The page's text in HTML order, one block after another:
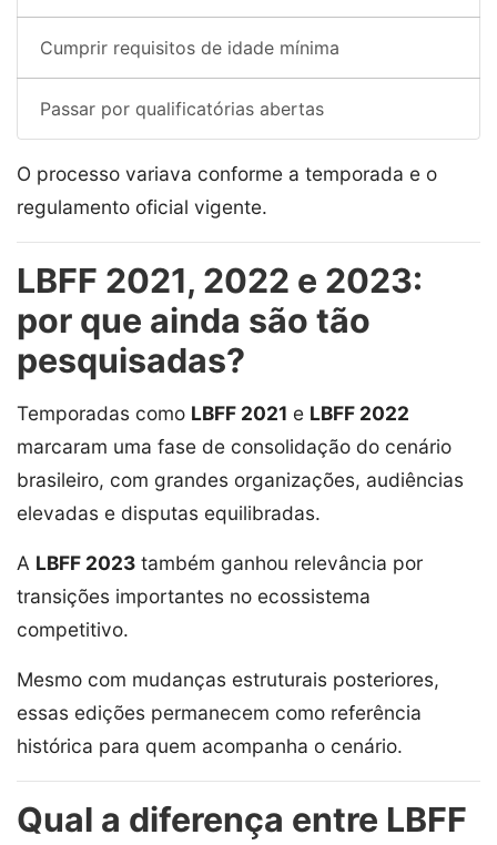
Cumprir requisitos de idade mínima
Passar por qualificatórias abertas
O processo variava conforme a temporada e o
regulamento oficial vigente.
LBFF 2021, 2022 e 2023:
por que ainda são tão
pesquisadas?
Temporadas como LBFF 2021 e LBFF 2022
marcaram uma fase de consolidação do cenário
brasileiro, com grandes organizações, audiências
elevadas e disputas equilibradas.
A LBFF 2023 também ganhou relevância por
transições importantes no ecossistema
competitivo.
Mesmo com mudanças estruturais posteriores,
essas edições permanecem como referência
histórica para quem acompanha o cenário.
Qual a diferença entre LBFF